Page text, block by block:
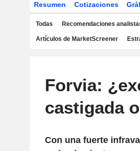
Resumen Cotizaciones
Todas Recomendaciones
Artículos de MarketScreener
Forvia:
castigada
Con una fuerte